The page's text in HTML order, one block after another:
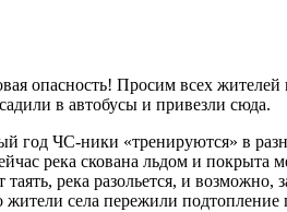
опасность! Просим всех жителей
в автобусы и привезли сюда.
год ЧС-ники «тренируются» в
река скована льдом и покрыта
река разольется, и
села пережили подтопление